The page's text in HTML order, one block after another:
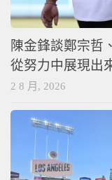
陳金鋒談鄭宗哲
從努力中展現出
2 8 月, 2026